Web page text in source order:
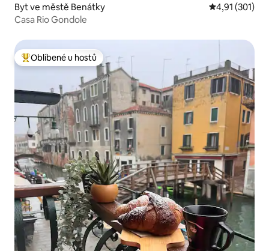
Byt ve městě Benátky Průměrné
4,91 (301)
Casa Rio Gondole
Nejlepší v kategorii Oblíbené u hostů
Oblíbené u hostů